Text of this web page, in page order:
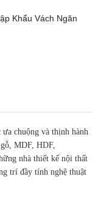
Khẩu Vách Ngăn
chuộng và thịnh hành
MDF, HDF,
nhà thiết kế nội thất
trí đầy tính nghệ thuật